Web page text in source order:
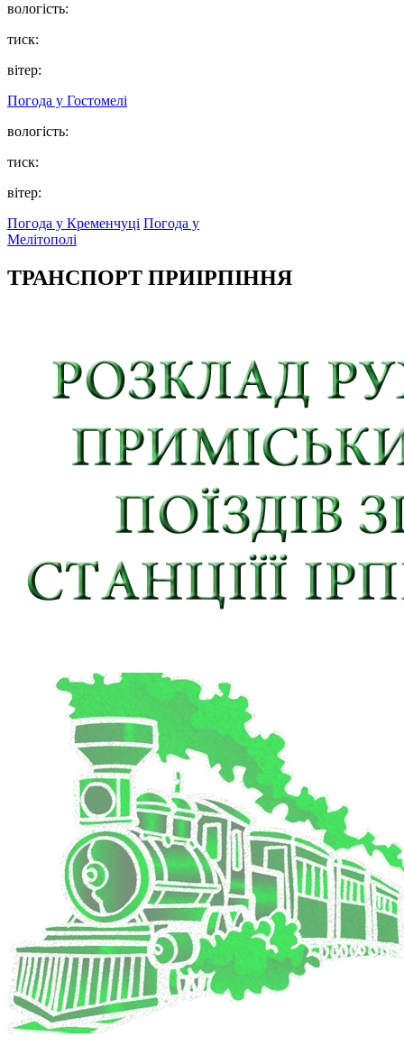
вологість:
тиск:
вітер:
Погода у Гостомелі
вологість:
тиск:
вітер:
Погода у Кременчуці Погода у
Мелітополі
ТРАНСПОРТ ПРИІРПІННЯ